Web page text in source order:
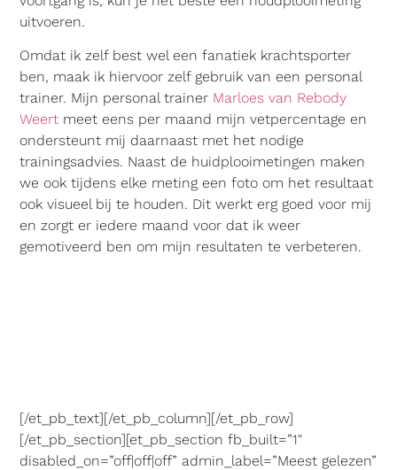
uitvoeren.
Omdat ik zelf best wel een fanatiek krachtsporter
ben, maak ik hiervoor zelf gebruik van een personal
trainer. Mijn personal trainer Marloes van Rebody
Weert meet eens per maand mijn vetpercentage en
ondersteunt mij daarnaast met het nodige
trainingsadvies. Naast de huidplooimetingen maken
we ook tijdens elke meting een foto om het resultaat
ook visueel bij te houden. Dit werkt erg goed voor mij
en zorgt er iedere maand voor dat ik weer
gemotiveerd ben om mijn resultaten te verbeteren.
[/et_pb_text][/et_pb_column][/et_pb_row]
[/et_pb_section][et_pb_section fb_built=”1″
disabled_on=”off|off|off” admin_label=”Meest gelezen”